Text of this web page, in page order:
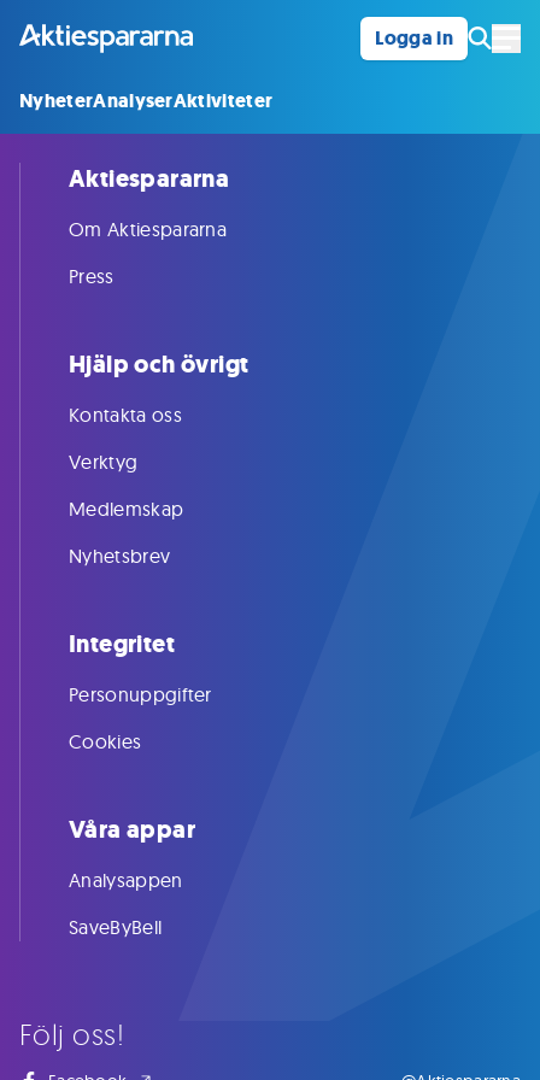
Logga in
NyheterAnalyserAktiviteter
Följ oss!
Aktiespararna
Om Aktiespararna
Press
Hjälp och övrigt
Kontakta oss
Verktyg
Medlemskap
Nyhetsbrev
Integritet
Personuppgifter
Cookies
Våra appar
Analysappen
SaveByBell